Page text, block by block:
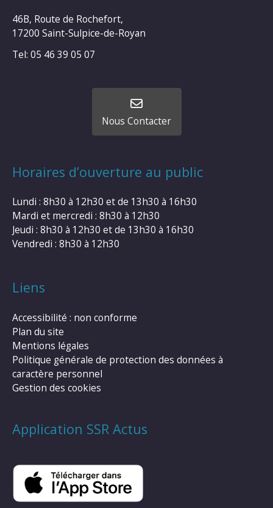
46B, Route de Rochefort,
17200 Saint-Sulpice-de-Royan
Tel: 05 46 39 05 07
Nous Contacter
Horaires d’ouverture au public
Lundi : 8h30 à 12h30 et de 13h30 à 16h30
Mardi et mercredi : 8h30 à 12h30
Jeudi : 8h30 à 12h30 et de 13h30 à 16h30
Vendredi : 8h30 à 12h30
Liens
Accessibilité : non conforme
Plan du site
Mentions légales
Politique générale de protection des données à
caractère personnel
Gestion des cookies
Application SSR Actus